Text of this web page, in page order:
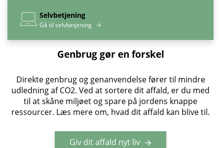
Selvbetjening
Gå til selvbetjening
Genbrug gør en forskel
Direkte genbrug og genanvendelse fører til mindre
udledning af CO2. Ved at sortere dit affald, er du med
til at skåne miljøet og spare på jordens knappe
ressourcer. Læs mere om, hvad dit affald kan blive til.
Giv dit affald nyt liv